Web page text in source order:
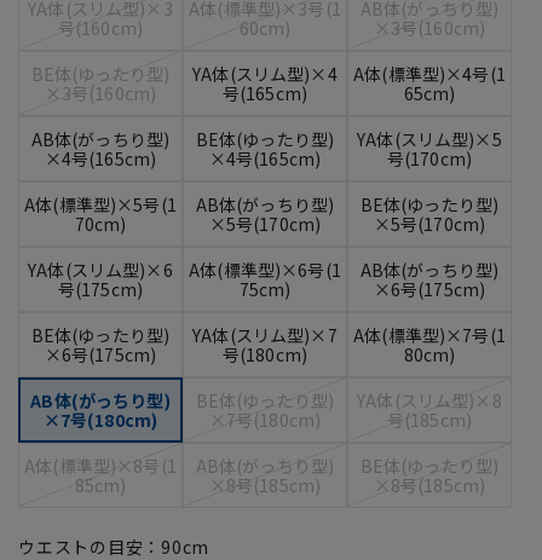
YA体(スリム型)×3
号(160cm)
A体(標準型)×3号(1
60cm)
AB体(がっちり型)
×3号(160cm)
BE体(ゆったり型)
×3号(160cm)
YA体(スリム型)×4
号(165cm)
A体(標準型)×4号(1
65cm)
AB体(がっちり型)
×4号(165cm)
BE体(ゆったり型)
×4号(165cm)
YA体(スリム型)×5
号(170cm)
A体(標準型)×5号(1
70cm)
AB体(がっちり型)
×5号(170cm)
BE体(ゆったり型)
×5号(170cm)
YA体(スリム型)×6
号(175cm)
A体(標準型)×6号(1
75cm)
AB体(がっちり型)
×6号(175cm)
BE体(ゆったり型)
×6号(175cm)
YA体(スリム型)×7
号(180cm)
A体(標準型)×7号(1
80cm)
AB体(がっちり型)
×7号(180cm)
BE体(ゆったり型)
×7号(180cm)
YA体(スリム型)×8
号(185cm)
A体(標準型)×8号(1
85cm)
AB体(がっちり型)
×8号(185cm)
BE体(ゆったり型)
×8号(185cm)
ウエストの目安： 90cm